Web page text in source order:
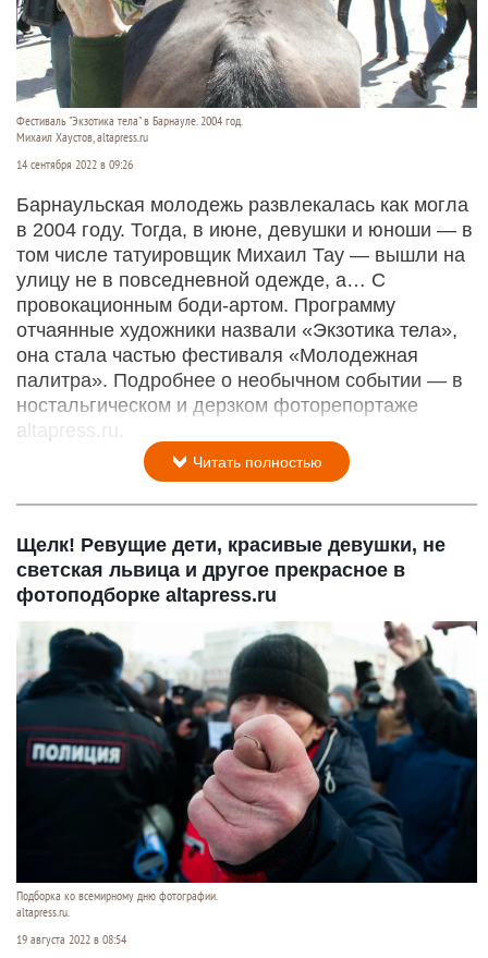
Фестиваль "Экзотика тела" в Барнауле. 2004 год.
Михаил Хаустов, altapress.ru
14 сентября 2022 в 09:26
Барнаульская молодежь развлекалась как могла
в 2004 году. Тогда, в июне, девушки и юноши — в
том числе татуировщик Михаил Тау — вышли на
улицу не в повседневной одежде, а… С
провокационным боди-артом. Программу
отчаянные художники назвали «Экзотика тела»,
она стала частью фестиваля «Молодежная
палитра». Подробнее о необычном событии — в
ностальгическом и дерзком фоторепортаже
altapress.ru.
Читать полностью
Щелк! Ревущие дети, красивые девушки, не
светская львица и другое прекрасное в
фотоподборке altapress.ru
Подборка ко всемирному дню фотографии.
altapress.ru.
19 августа 2022 в 08:54